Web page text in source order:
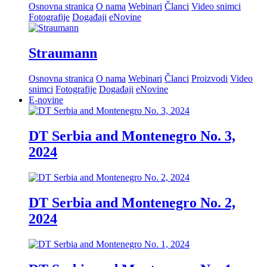
Osnovna stranica O nama Webinari Članci Video snimci
Fotografije Događaji eNovine
Straumann
Osnovna stranica O nama Webinari Članci Proizvodi Video
snimci Fotografije Događaji eNovine
E-novine
DT Serbia and Montenegro No. 3,
2024
DT Serbia and Montenegro No. 2,
2024